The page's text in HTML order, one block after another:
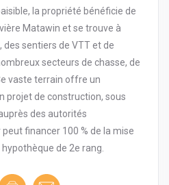
la propriété bénéficie de
Matawin et se trouve à
sentiers de VTT et de
secteurs de chasse, de
vaste terrain offre un
projet de construction, sous
des autorités
financer 100 % de la mise
de 2e rang.